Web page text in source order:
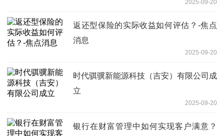
2025-09-20
返还型保险的实际收益如何评估？-焦点
消息
2025-09-20
时代骐骥新能源科技（吉安）有限公司成
立
2025-09-20
银行在财富管理中如何实现客户满意？